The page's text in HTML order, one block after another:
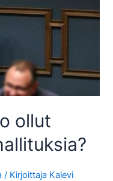
ollut
/ Kirjoittaja Kalevi